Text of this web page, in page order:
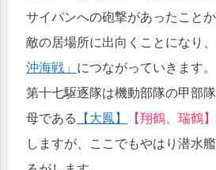
サイパンへの砲撃があったこと
敵の居場所に出向くことになり
沖海戦」 につながっていきます。
第十七駆逐隊は機動部隊の甲部
母である
【大鳳】 【翔鶴、瑞鶴】
しますが、ここでもやはり潜水